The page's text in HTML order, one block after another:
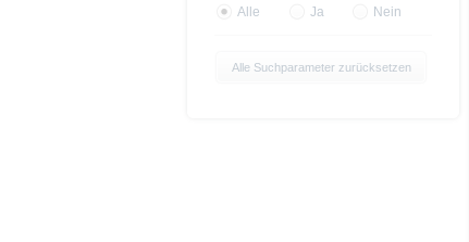
Alle
Ja Nein
Alle Suchparameter zurücksetzen